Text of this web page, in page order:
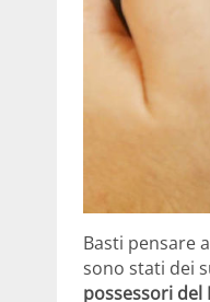
Basti pensare
sono stati dei
possessori